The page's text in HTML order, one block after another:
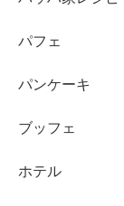
パフェ
パンケーキ
ブッフェ
ホテル